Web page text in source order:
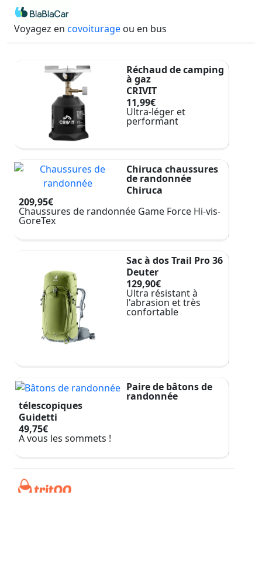
Voyagez en covoiturage ou en bus
Réchaud de camping
à gaz
CRIVIT
11,99€
Ultra-léger et
performant
Chiruca chaussures
de randonnée
Chiruca
209,95€
Chaussures de randonnée Game Force Hi-vis-
GoreTex
Sac à dos Trail Pro 36
Deuter
129,90€
Ultra résistant à
l'abrasion et très
confortable
Paire de bâtons de
randonnée
télescopiques
Guidetti
49,75€
A vous les sommets !